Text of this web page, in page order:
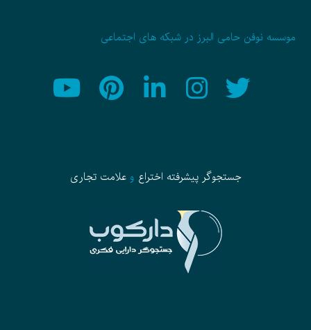
موسسه نوفن حامی البرز در شبکه های اجتماعی
جستجوگر پیشرفته اختراع وعلامت تجاری